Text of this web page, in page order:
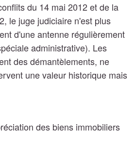
du 14 mai 2012 et de la
le juge judiciaire n'est plus
d'une antenne régulièrement
administrative). Les
des démantèlements, ne
une valeur historique mais
des biens immobiliers